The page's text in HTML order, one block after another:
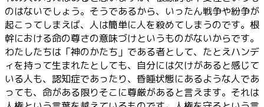
のはないでしょう。そうであるから、いったん戦争や紛争が
起こってしまえば、人は簡単に人を殺めてしまうのです。根
幹における命の尊さの意味づけというものがないからです。
わたしたちは「神のかたち」である者として、たとえハンデ
ィを持って生まれたとしても、自分には欠けがあると感じて
いる人も、認知症であったり、昏睡状態にあるような人であ
っても、命がある限りそこに尊厳があると言えます。それは